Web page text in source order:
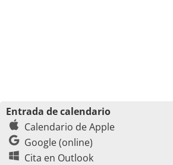
Entrada de calendario
Calendario de Apple
Google (online)
Cita en Outlook